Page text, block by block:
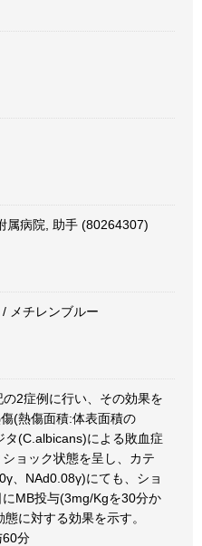
属病院, 助手 (80264307)
メチレンブルー
2症例に行い、その効果を
(熱傷面積:体表面積の
(C.albicans)による敗血症
ョック状態を呈し、カテ
、NAd0.08γ)にても、ショ
MB投与(3mg/Kgを30分か
に対する効果を示す。
60分